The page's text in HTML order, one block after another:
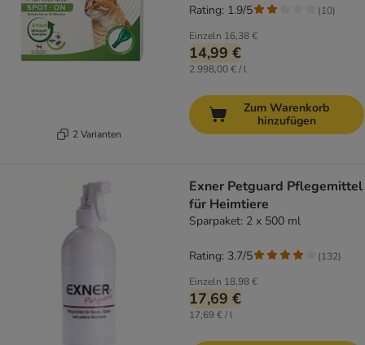
2 Varianten
Einzeln 16,38 €
14,99 €
2.998,00 € / l
Rating: 1.9/5 (10)
Zum Warenkorb
hinzufügen
Exner Petguard Pflegemittel
für Heimtiere
Sparpaket: 2 x 500 ml
Einzeln 18,98 €
17,69 €
17,69 € / l
Rating: 3.7/5 (132)